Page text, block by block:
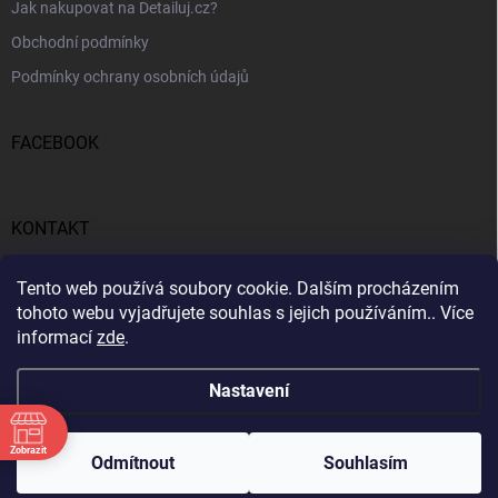
Tento web používá soubory cookie. Dalším procházením
tohoto webu vyjadřujete souhlas s jejich používáním.. Více
informací zde.
Nastavení
Odmítnout Souhlasím
Jak nakupovat na Detailuj.cz?
Obchodní podmínky
Podmínky ochrany osobních údajů
FACEBOOK
KONTAKT
gunar detailuj.cz
770192683
Vytvořil Shoptet
Copyright 2026 . Všechna práva vyhrazena.
Zobrazit